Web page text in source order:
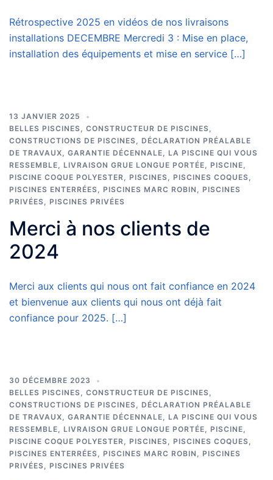
Rétrospective 2025 en vidéos de nos livraisons
installations DECEMBRE Mercredi 3 : Mise en place,
installation des équipements et mise en service […]
13 JANVIER 2025
BELLES PISCINES, CONSTRUCTEUR DE PISCINES,
CONSTRUCTIONS DE PISCINES, DÉCLARATION PRÉALABLE
DE TRAVAUX, GARANTIE DÉCENNALE, LA PISCINE QUI VOUS
RESSEMBLE, LIVRAISON GRUE LONGUE PORTÉE, PISCINE,
PISCINE COQUE POLYESTER, PISCINES, PISCINES COQUES,
PISCINES ENTERRÉES, PISCINES MARC ROBIN , PISCINES
PRIVÉES, PISCINES PRIVÉES
Merci à nos clients de
2024
Merci aux clients qui nous ont fait confiance en 2024
et bienvenue aux clients qui nous ont déjà fait
confiance pour 2025. […]
30 DÉCEMBRE 2023
BELLES PISCINES, CONSTRUCTEUR DE PISCINES,
CONSTRUCTIONS DE PISCINES, DÉCLARATION PRÉALABLE
DE TRAVAUX, GARANTIE DÉCENNALE, LA PISCINE QUI VOUS
RESSEMBLE, LIVRAISON GRUE LONGUE PORTÉE, PISCINE,
PISCINE COQUE POLYESTER, PISCINES, PISCINES COQUES,
PISCINES ENTERRÉES, PISCINES MARC ROBIN , PISCINES
PRIVÉES, PISCINES PRIVÉES